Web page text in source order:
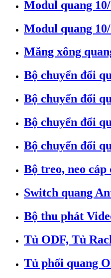
Modul quang
Modul quang
Măng xông
Bộ chuyển đổi
Bộ chuyển đổi
Bộ chuyển đổi
Bộ chuyển đổi
Bộ treo, neo cáp
Switch quang
Bộ thu phát
Tủ ODF, Tủ
Tủ phối quang